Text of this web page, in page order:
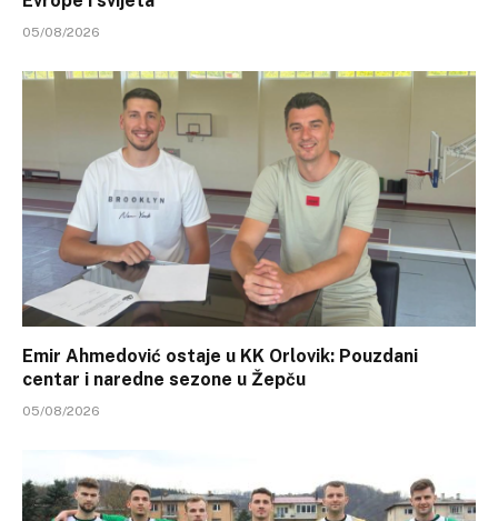
05/08/2026
Emir Ahmedović ostaje u KK Orlovik: Pouzdani
centar i naredne sezone u Žepču
05/08/2026